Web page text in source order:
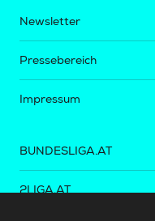
Newsletter
Pressebereich
Impressum
BUNDESLIGA.AT
2LIGA.AT